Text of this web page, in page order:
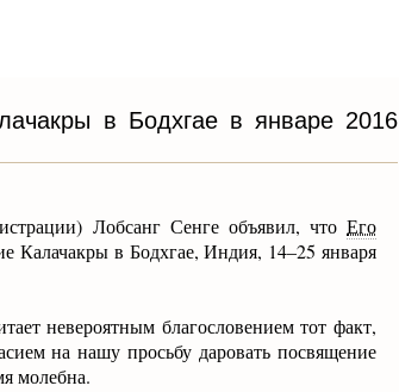
в Бодхгае в январе 2016
Лобсанг Сенге объявил, что Его
Калачакры в Бодхгае, Индия, 14–25 января
невероятным благословением тот факт,
на нашу просьбу даровать посвящение
молебна.